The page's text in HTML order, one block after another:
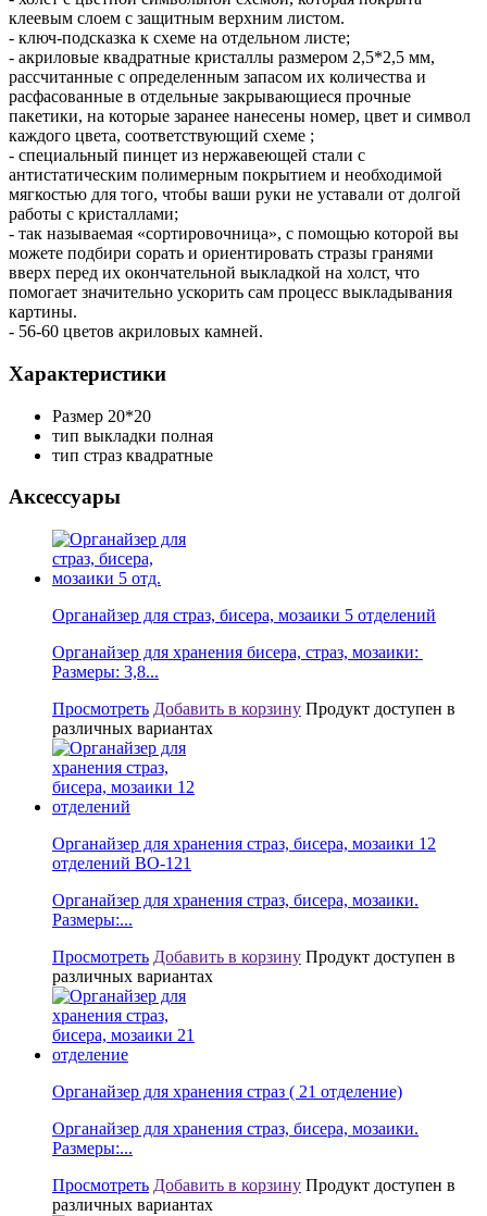
клеевым слоем с защитным верхним листом.
- ключ-подсказка к схеме на отдельном листе;
- акриловые квадратные кристаллы размером 2,5*2,5 мм,
рассчитанные с определенным запасом их количества и
расфасованные в отдельные закрывающиеся прочные
пакетики, на которые заранее нанесены номер, цвет и символ
каждого цвета, соответствующий схеме ;
- специальный пинцет из нержавеющей стали с
антистатическим полимерным покрытием и необходимой
мягкостью для того, чтобы ваши руки не уставали от долгой
работы с кристаллами;
- так называемая «сортировочница», с помощью которой вы
можете подбири сорать и ориентировать стразы гранями
вверх перед их окончательной выкладкой на холст, что
помогает значительно ускорить сам процесс выкладывания
картины.
- 56-60 цветов акриловых камней.
Характеристики
Размер 20*20
тип выкладки полная
тип страз квадратные
Аксессуары
Органайзер для страз, бисера, мозаики 5 отделений
Органайзер для хранения бисера, страз, мозаики:
Размеры: 3,8...
Просмотреть Добавить в корзину Продукт доступен в
различных вариантах
Органайзер для хранения страз, бисера, мозаики 12
отделений BО-121
Органайзер для хранения страз, бисера, мозаики.
Размеры:...
Просмотреть Добавить в корзину Продукт доступен в
различных вариантах
Органайзер для хранения страз ( 21 отделение)
Органайзер для хранения страз, бисера, мозаики.
Размеры:...
Просмотреть Добавить в корзину Продукт доступен в
различных вариантах